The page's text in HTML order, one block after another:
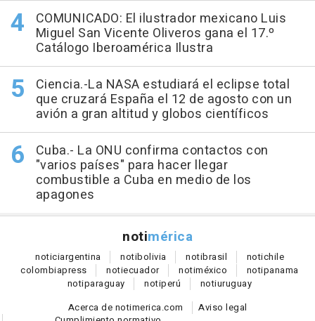
COMUNICADO: El ilustrador mexicano Luis
Miguel San Vicente Oliveros gana el 17.º
Catálogo Iberoamérica Ilustra
Ciencia.-La NASA estudiará el eclipse total
que cruzará España el 12 de agosto con un
avión a gran altitud y globos científicos
Cuba.- La ONU confirma contactos con
"varios países" para hacer llegar
combustible a Cuba en medio de los
apagones
notimérica
noticiargentina notibolivia notibrasil notichile
colombiapress notiecuador notiméxico notipanama
notiparaguay notiperú notiuruguay
Acerca de notimerica.com
Aviso legal